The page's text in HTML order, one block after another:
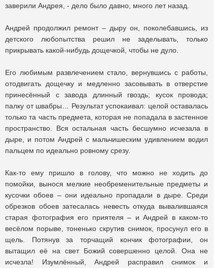
заверили Андрея, - дело было давно, много лет назад.
Андрей продолжил ремонт – дыру он, поколебавшись, из
детского любопытства решил не заделывать, только
прикрывать какой-нибудь дощечкой, чтобы не дуло.
Его любимым развлечением стало, вернувшись с работы,
отодвигать дощечку и медленно засовывать в отверстие
принесённый с завода длинный гвоздь; кусок провода;
палку от швабры… Результат успокаивал: целой оставалась
только та часть предмета, которая не попадала в застенное
пространство. Вся остальная часть бесшумно исчезала в
дыре, и потом Андрей с мальчишеским удивлением водил
пальцем по идеально ровному срезу.
Как-то ему пришло в голову, что можно не ходить до
помойки, вынося мелкие необременительные предметы и
кусочки обоев – они идеально пропадали в дыре. Среди
обрезков обоев затесалась невесть откуда вывалившаяся
старая фотография его приятеля – и Андрей в каком-то
весёлом порыве, тоненько скрутив снимок, просунул его в
щель. Потянув за торчащий кончик фотографии, он
вытащил её на свет Божий совершенно целой. Она не
исчезла! Изумлённый, Андрей расправил снимок и